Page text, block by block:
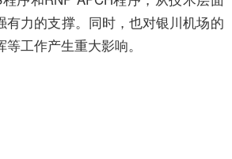
有力的支撑。同时，也对银川机场的
工作产生重大影响。